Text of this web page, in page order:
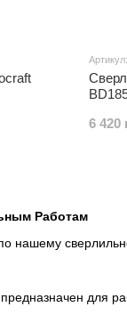
Работам
для
6 420